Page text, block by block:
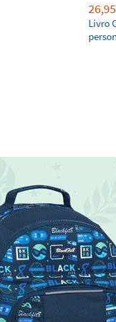
26,95
Livro